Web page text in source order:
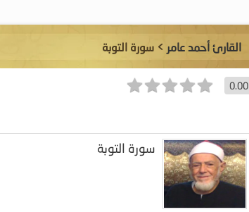
القارئ أحمد عامر > سورة التوبة
0.00
سورة التوبة